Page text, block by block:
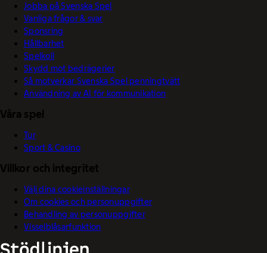
Jobba på Svenska Spel
Vanliga frågor & svar
Sponsring
Hållbarhet
Spelkoll
Skydd mot bedrägerier
Så motverkar Svenska Spel penningtvätt
Användning av AI för kommunikation
Våra spel
Tur
Sport & Casino
Villkor och integritet
Välj dina cookieinställningar
Om cookies och personuppgifter
Behandling av personuppgifter
Visselblåsarfunktion